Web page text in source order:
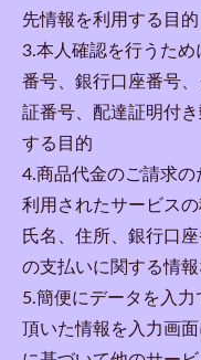
先情報を利用する目的
3.本人確認を行うた
番号、銀行口座番号
証番号、配達証明付
する目的
4.商品代金のご請求の
利用されたサービス
氏名、住所、銀行口
の支払いに関する情
5.簡便にデータを入
頂いた情報を入力画